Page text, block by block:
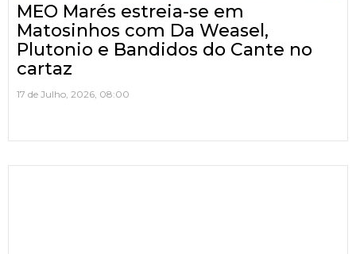
MEO Marés estreia-se em
Matosinhos com Da Weasel,
Plutonio e Bandidos do Cante no
cartaz
17 de Julho, 2026, 08:00